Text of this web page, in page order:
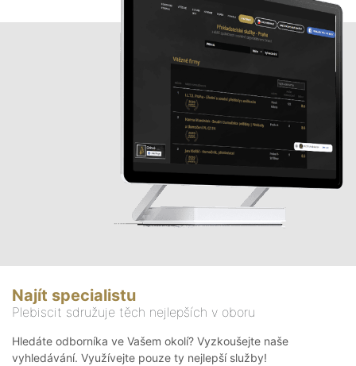
Najít specialistu
Plebiscit sdružuje těch nejlepších v oboru
Hledáte odborníka ve Vašem okolí? Vyzkoušejte naše
vyhledávání. Využívejte pouze ty nejlepší služby!